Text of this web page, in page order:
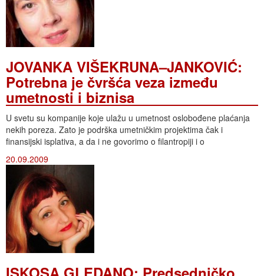
JOVANKA VIŠEKRUNA–JANKOVIĆ:
Potrebna je čvršća veza između
umetnosti i biznisa
U svetu su kompanije koje ulažu u umetnost oslobođene plaćanja
nekih poreza. Zato je podrška umetničkim projektima čak i
finansijski isplativa, a da i ne govorimo o filantropiji i o
20.09.2009